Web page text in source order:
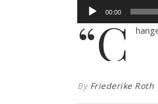
Audio-
Player
00:00
“c
By Friederike Roth